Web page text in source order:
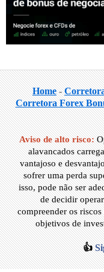
Home -
Corretora Forex
Aviso de alto risco:
alavancados
vantajoso e
sofrer uma perda
isso, pode não ser
de decidir
compreender os
objetivos de
👍